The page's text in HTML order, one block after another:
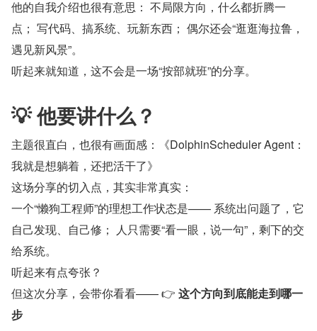
他的自我介绍也很有意思： 不局限方向，什么都折腾一
点； 写代码、搞系统、玩新东西； 偶尔还会“逛逛海拉鲁，
遇见新风景”。
听起来就知道，这不会是一场“按部就班”的分享。
💡 他要讲什么？
主题很直白，也很有画面感：《DolphinScheduler Agent：
我就是想躺着，还把活干了》
这场分享的切入点，其实非常真实：
一个“懒狗工程师”的理想工作状态是—— 系统出问题了，它
自己发现、自己修； 人只需要“看一眼，说一句”，剩下的交
给系统。
听起来有点夸张？
但这次分享，会带你看看—— 👉 这个方向到底能走到哪一
步